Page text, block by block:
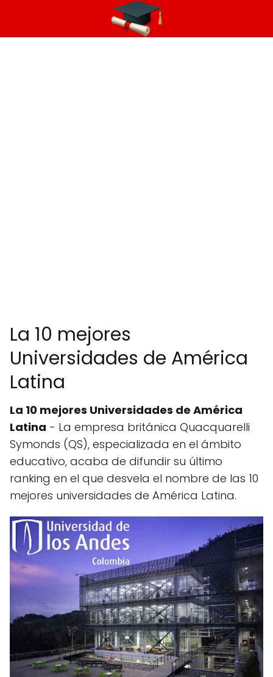
La 10 mejores
Universidades de América
Latina
La 10 mejores Universidades de América
Latina - La empresa británica Quacquarelli
Symonds (QS), especializada en el ámbito
educativo, acaba de difundir su último
ranking en el que desvela el nombre de las 10
mejores universidades de América Latina.